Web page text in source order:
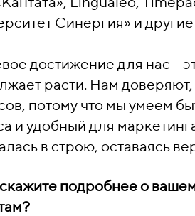
Синергия» и
достижение для нас –
расти. Нам доверяют,
потому что мы умеем
и удобный для
в строю, оставаясь
подробнее о